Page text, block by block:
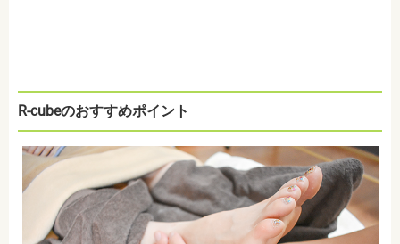
R-cubeのおすすめポイント